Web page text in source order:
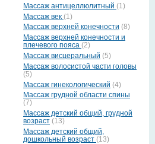
Массаж антицеллюлитный (1)
Массаж век (1)
Массаж верхней конечности (8)
Массаж верхней конечности и
плечевого пояса (2)
Массаж висцеральный (5)
Массаж волосистой части головы
(5)
Массаж гинекологический (4)
Массаж грудной области спины
(7)
Массаж детский общий, грудной
возраст (13)
Массаж детский общий,
дошкольный возраст (13)